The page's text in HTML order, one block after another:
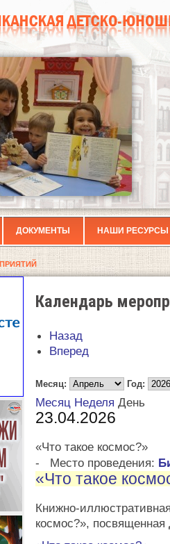
ДОКУМЕНТЫ НАШИ РЕСУРСЫ
Календарь
Назад
Вперед
Месяц: Год:
Месяц Неделя День
23.04.2026
«Что такое космос?»
-
Место проведения:
«Что такое
Книжно-
космос?»,